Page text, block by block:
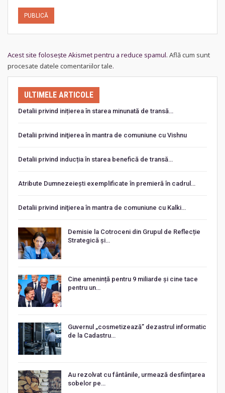
Acest site folosește Akismet pentru a reduce spamul. Află cum sunt
procesate datele comentariilor tale.
ULTIMELE ARTICOLE
Detalii privind inițierea în starea minunată de transă…
Detalii privind iniţierea în mantra de comuniune cu Vishnu
Detalii privind inducția în starea benefică de transă…
Atribute Dumnezeiești exemplificate în premieră în cadrul…
Detalii privind iniţierea în mantra de comuniune cu Kalki…
Demisie la Cotroceni din Grupul de Reflecție
Strategică și…
Cine amenință pentru 9 miliarde și cine tace
pentru un…
Guvernul „cosmetizează” dezastrul informatic
de la Cadastru…
Au rezolvat cu fântânile, urmează desființarea
sobelor pe…